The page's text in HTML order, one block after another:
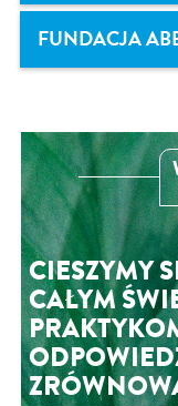
FUNDACJA
CIESZYMY
CAŁYM